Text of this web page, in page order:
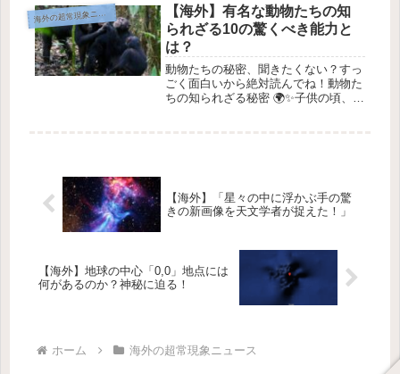
に、何か大きなものが湖の表面近くに
現れま...
海
外の超常現象ニュース
【海外】有名な動物たちの知
られざる10の驚くべき能力と
は？
動物たちの秘密、聞きたくない？すっ
ごく面白いから絶対読んでね！動物た
ちの知られざる秘密 🌍✨子供の頃、私
【海外】「星々の中に浮かぶ手の驚
きの新画像を天文学者が捉えた！」
【海外】地球の中心「0,0」地点には
何があるのか？神秘に迫る！
ホーム 海外の超常現象ニュース